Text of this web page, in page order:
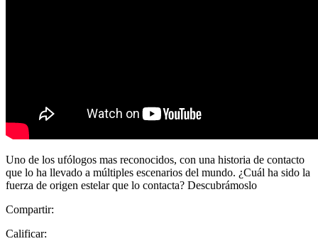
Uno de los ufólogos mas reconocidos, con una historia de contacto
que lo ha llevado a múltiples escenarios del mundo. ¿Cuál ha sido la
fuerza de origen estelar que lo contacta? Descubrámoslo
Compartir:
Calificar: